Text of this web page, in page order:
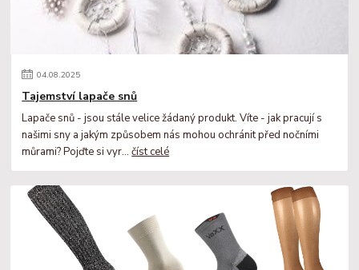
04.08.2025
Tajemství lapače snů
Lapače snů - jsou stále velice žádaný produkt. Víte - jak pracují s
našimi sny a jakým způsobem nás mohou ochránit před nočními
můrami? Pojďte si vyr...číst celé